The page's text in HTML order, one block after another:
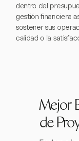
dentro del
gestión financiera
sostener sus
calidad o la
Mejor
de